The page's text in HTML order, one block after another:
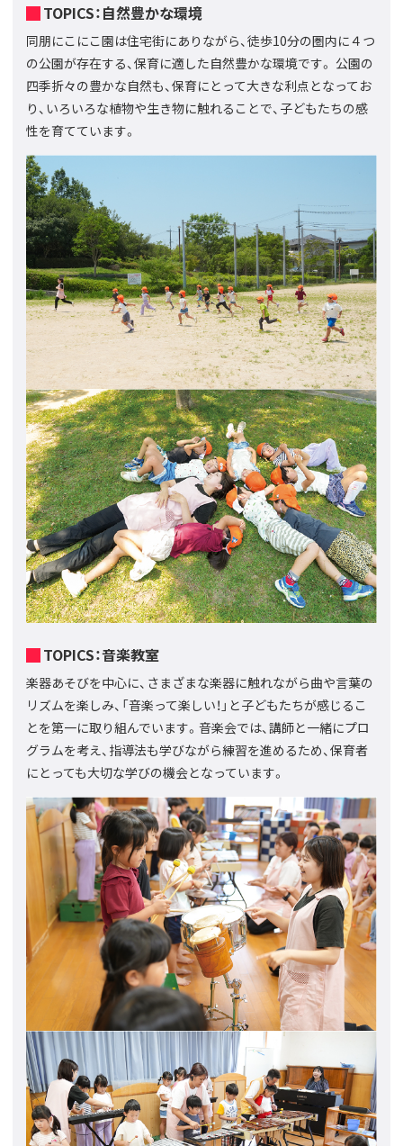
TOPICS：自然豊かな環境
同朋にこにこ園は住宅街にありながら、徒歩10分の圏内に４つ
の公園が存在する、保育に適した自然豊かな環境です。 公園の
四季折々の豊かな自然も、保育にとって大きな利点となってお
り、いろいろな植物や生き物に触れることで、子どもたちの感
性を育てています。
TOPICS：音楽教室
楽器あそびを中心に、さまざまな楽器に触れながら曲や言葉の
リズムを楽しみ、「音楽って楽しい！」と子どもたちが感じるこ
とを第一に取り組んでいます。音楽会では、講師と一緒にプロ
グラムを考え、指導法も学びながら練習を進めるため、保育者
にとっても大切な学びの機会となっています。